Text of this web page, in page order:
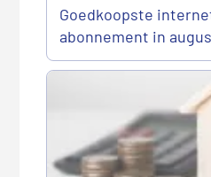
Goedkoopste
abonnement in